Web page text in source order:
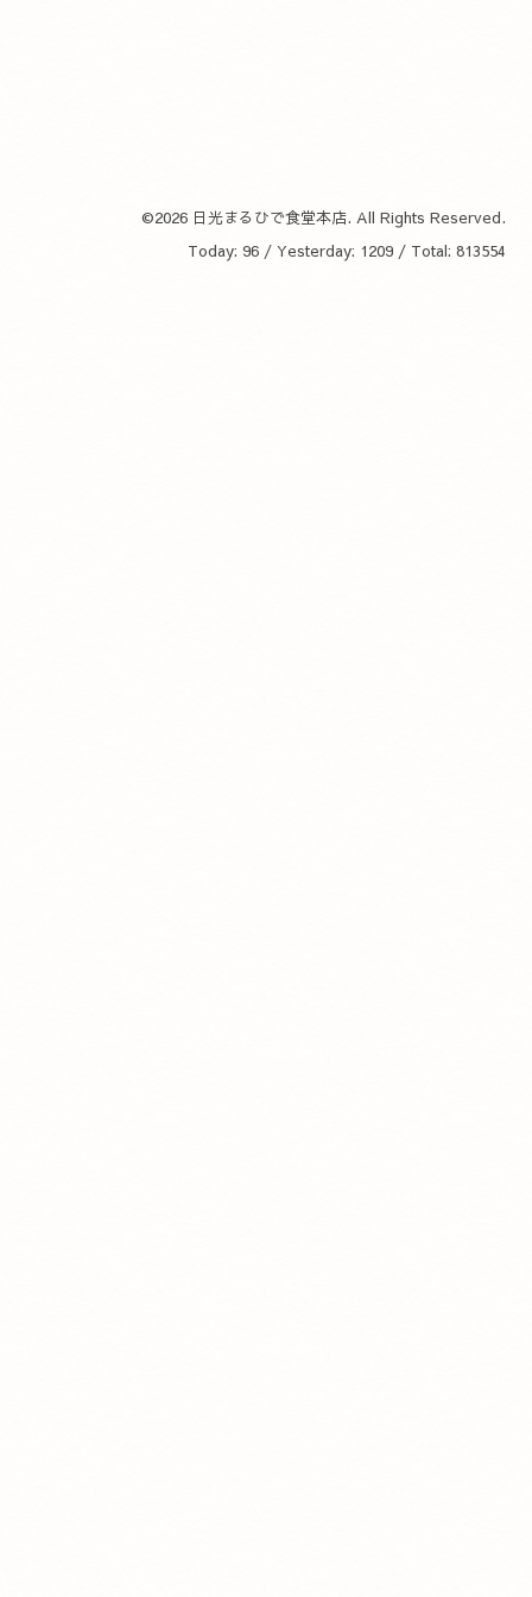
©2026 日光まるひで食堂本店. All Rights Reserved.
Today: 96 / Yesterday: 1209 / Total: 813554